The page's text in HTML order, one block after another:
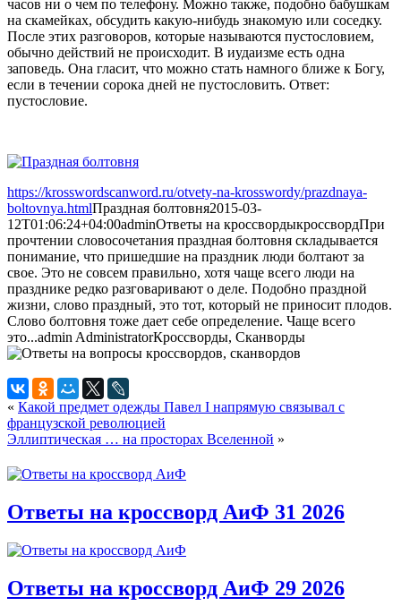
часов ни о чем по телефону. Можно также, подобно бабушкам
на скамейках, обсудить какую-нибудь знакомую или соседку.
После этих разговоров, которые называются пустословием,
обычно действий не происходит. В иудаизме есть одна
заповедь. Она гласит, что можно стать намного ближе к Богу,
если в течении сорока дней не пустословить. Ответ:
пустословие.
https://krosswordscanword.ru/otvety-na-krosswordy/prazdnaya-
boltovnya.htmlПраздная болтовня2015-03-
12T01:06:24+04:00adminОтветы на кроссвордыкроссвордПри
прочтении словосочетания праздная болтовня складывается
понимание, что пришедшие на праздник люди болтают за
свое. Это не совсем правильно, хотя чаще всего люди на
празднике редко разговаривают о деле. Подобно праздной
жизни, слово праздный, это тот, который не приносит плодов.
Слово болтовня тоже дает себе определение. Чаще всего
это...admin AdministratorКроссворды, Сканворды
« Какой предмет одежды Павел I напрямую связывал с
французской революцией
Эллиптическая … на просторах Вселенной »
Ответы на кроссворд АиФ 31 2026
Ответы на кроссворд АиФ 29 2026